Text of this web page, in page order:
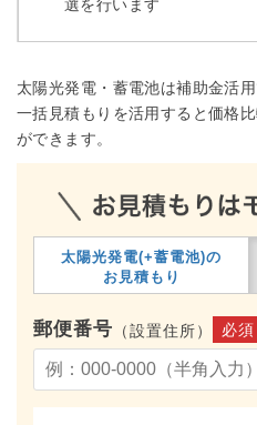
選を行います
太陽光発電・蓄電池は補助金活
一括見積もりを活用すると価格
ができます。
太陽光発電(+蓄電池)の
お見積もり
郵便番号 （設置住所） 必須